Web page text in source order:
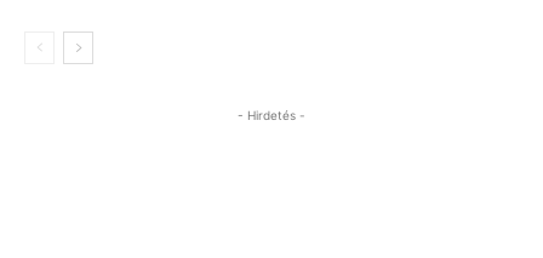
- Hirdetés -